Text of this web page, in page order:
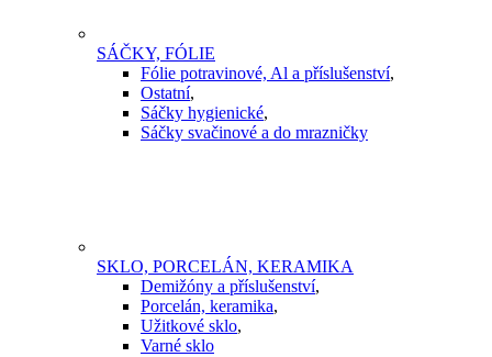
SÁČKY, FÓLIE
Fólie potravinové, Al a příslušenství,
Ostatní,
Sáčky hygienické,
Sáčky svačinové a do mrazničky
SKLO, PORCELÁN, KERAMIKA
Demižóny a příslušenství,
Porcelán, keramika,
Užitkové sklo,
Varné sklo